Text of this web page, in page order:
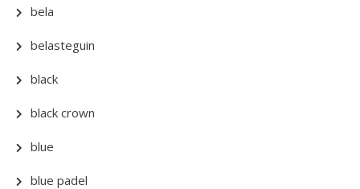
bela
belasteguin
black
black crown
blue
blue padel